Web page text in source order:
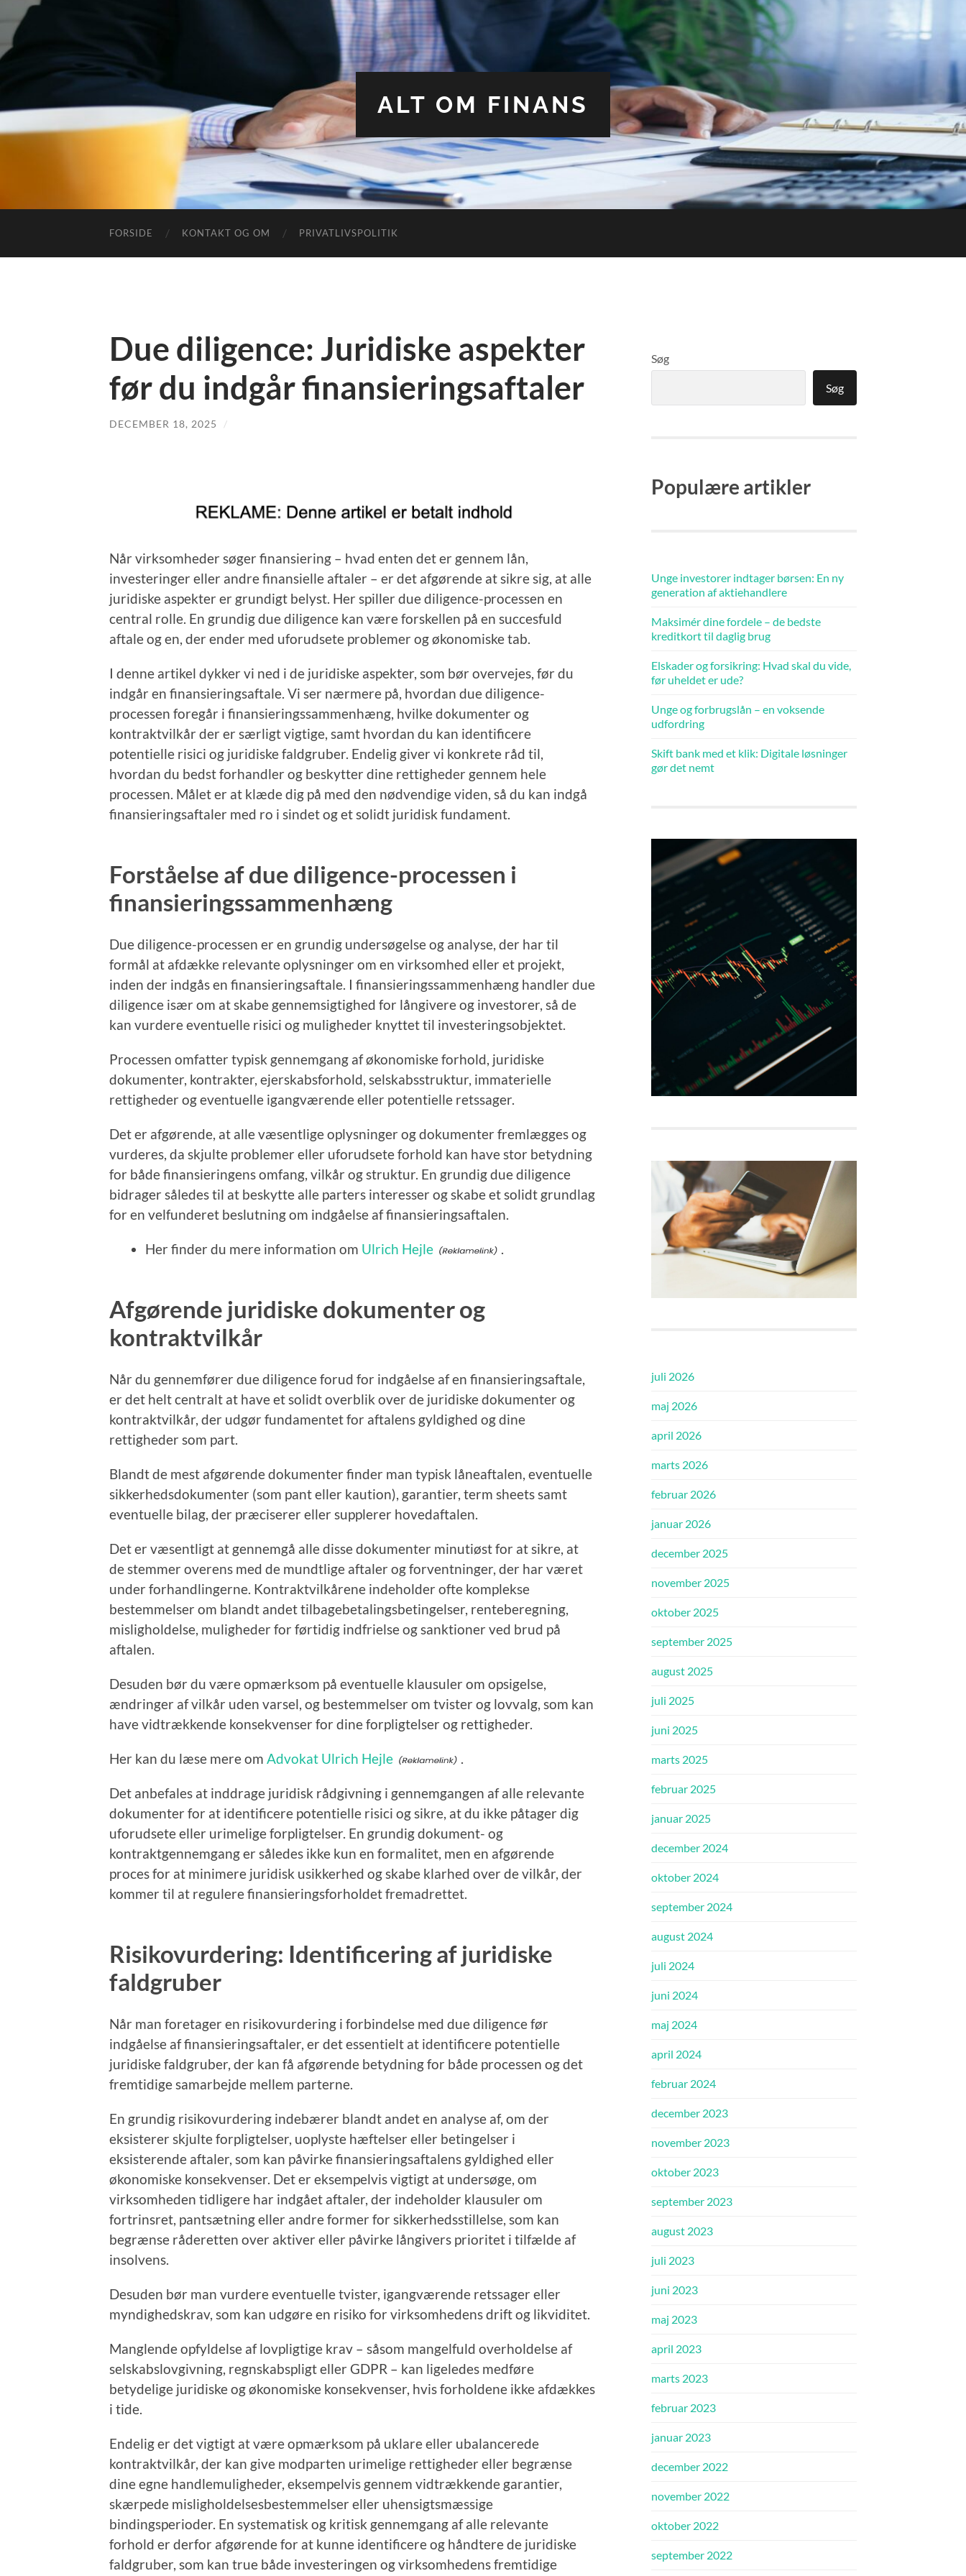
ALT OM FINANS
FORSIDE KONTAKT OG OM PRIVATLIVSPOLITIK
Due diligence: Juridiske aspekter
før du indgår finansieringsaftaler
DECEMBER 18, 2025 /
Når virksomheder søger finansiering – hvad enten det er gennem lån,
investeringer eller andre finansielle aftaler – er det afgørende at sikre sig, at alle
juridiske aspekter er grundigt belyst. Her spiller due diligence-processen en
central rolle. En grundig due diligence kan være forskellen på en succesfuld
aftale og en, der ender med uforudsete problemer og økonomiske tab.
I denne artikel dykker vi ned i de juridiske aspekter, som bør overvejes, før du
indgår en finansieringsaftale. Vi ser nærmere på, hvordan due diligence-
processen foregår i finansieringssammenhæng, hvilke dokumenter og
kontraktvilkår der er særligt vigtige, samt hvordan du kan identificere
potentielle risici og juridiske faldgruber. Endelig giver vi konkrete råd til,
hvordan du bedst forhandler og beskytter dine rettigheder gennem hele
processen. Målet er at klæde dig på med den nødvendige viden, så du kan indgå
finansieringsaftaler med ro i sindet og et solidt juridisk fundament.
Forståelse af due diligence-processen i
finansieringssammenhæng
Due diligence-processen er en grundig undersøgelse og analyse, der har til
formål at afdække relevante oplysninger om en virksomhed eller et projekt,
inden der indgås en finansieringsaftale. I finansieringssammenhæng handler due
diligence især om at skabe gennemsigtighed for långivere og investorer, så de
kan vurdere eventuelle risici og muligheder knyttet til investeringsobjektet.
Processen omfatter typisk gennemgang af økonomiske forhold, juridiske
dokumenter, kontrakter, ejerskabsforhold, selskabsstruktur, immaterielle
rettigheder og eventuelle igangværende eller potentielle retssager.
Det er afgørende, at alle væsentlige oplysninger og dokumenter fremlægges og
vurderes, da skjulte problemer eller uforudsete forhold kan have stor betydning
for både finansieringens omfang, vilkår og struktur. En grundig due diligence
bidrager således til at beskytte alle parters interesser og skabe et solidt grundlag
for en velfunderet beslutning om indgåelse af finansieringsaftalen.
Her finder du mere information om Ulrich Hejle
Afgørende juridiske dokumenter og
kontraktvilkår
Når du gennemfører due diligence forud for indgåelse af en finansieringsaftale,
er det helt centralt at have et solidt overblik over de juridiske dokumenter og
kontraktvilkår, der udgør fundamentet for aftalens gyldighed og dine
rettigheder som part.
Blandt de mest afgørende dokumenter finder man typisk låneaftalen, eventuelle
sikkerhedsdokumenter (som pant eller kaution), garantier, term sheets samt
eventuelle bilag, der præciserer eller supplerer hovedaftalen.
Det er væsentligt at gennemgå alle disse dokumenter minutiøst for at sikre, at
de stemmer overens med de mundtlige aftaler og forventninger, der har været
under forhandlingerne. Kontraktvilkårene indeholder ofte komplekse
bestemmelser om blandt andet tilbagebetalingsbetingelser, renteberegning,
misligholdelse, muligheder for førtidig indfrielse og sanktioner ved brud på
aftalen.
Desuden bør du være opmærksom på eventuelle klausuler om opsigelse,
ændringer af vilkår uden varsel, og bestemmelser om tvister og lovvalg, som kan
have vidtrækkende konsekvenser for dine forpligtelser og rettigheder.
Her kan du læse mere om Advokat Ulrich Hejle
Det anbefales at inddrage juridisk rådgivning i gennemgangen af alle relevante
dokumenter for at identificere potentielle risici og sikre, at du ikke påtager dig
uforudsete eller urimelige forpligtelser. En grundig dokument- og
kontraktgennemgang er således ikke kun en formalitet, men en afgørende
proces for at minimere juridisk usikkerhed og skabe klarhed over de vilkår, der
kommer til at regulere finansieringsforholdet fremadrettet.
Risikovurdering: Identificering af juridiske
faldgruber
Når man foretager en risikovurdering i forbindelse med due diligence før
indgåelse af finansieringsaftaler, er det essentielt at identificere potentielle
juridiske faldgruber, der kan få afgørende betydning for både processen og det
fremtidige samarbejde mellem parterne.
En grundig risikovurdering indebærer blandt andet en analyse af, om der
eksisterer skjulte forpligtelser, uoplyste hæftelser eller betingelser i
eksisterende aftaler, som kan påvirke finansieringsaftalens gyldighed eller
økonomiske konsekvenser. Det er eksempelvis vigtigt at undersøge, om
virksomheden tidligere har indgået aftaler, der indeholder klausuler om
fortrinsret, pantsætning eller andre former for sikkerhedsstillelse, som kan
begrænse råderetten over aktiver eller påvirke långivers prioritet i tilfælde af
insolvens.
Desuden bør man vurdere eventuelle tvister, igangværende retssager eller
myndighedskrav, som kan udgøre en risiko for virksomhedens drift og likviditet.
Manglende opfyldelse af lovpligtige krav – såsom mangelfuld overholdelse af
selskabslovgivning, regnskabspligt eller GDPR – kan ligeledes medføre
betydelige juridiske og økonomiske konsekvenser, hvis forholdene ikke afdækkes
i tide.
Endelig er det vigtigt at være opmærksom på uklare eller ubalancerede
kontraktvilkår, der kan give modparten urimelige rettigheder eller begrænse
dine egne handlemuligheder, eksempelvis gennem vidtrækkende garantier,
skærpede misligholdelsesbestemmelser eller uhensigtsmæssige
bindingsperioder. En systematisk og kritisk gennemgang af alle relevante
forhold er derfor afgørende for at kunne identificere og håndtere de juridiske
faldgruber, som kan true både investeringen og virksomhedens fremtidige
Søg
Søg
Populære artikler
Unge investorer indtager børsen: En ny
generation af aktiehandlere
Maksimér dine fordele – de bedste
kreditkort til daglig brug
Elskader og forsikring: Hvad skal du vide,
før uheldet er ude?
Unge og forbrugslån – en voksende
udfordring
Skift bank med et klik: Digitale løsninger
gør det nemt
juli 2026
maj 2026
april 2026
marts 2026
februar 2026
januar 2026
december 2025
november 2025
oktober 2025
september 2025
august 2025
juli 2025
juni 2025
marts 2025
februar 2025
januar 2025
december 2024
oktober 2024
september 2024
august 2024
juli 2024
juni 2024
maj 2024
april 2024
februar 2024
december 2023
november 2023
oktober 2023
september 2023
august 2023
juli 2023
juni 2023
maj 2023
april 2023
marts 2023
februar 2023
januar 2023
december 2022
november 2022
oktober 2022
september 2022